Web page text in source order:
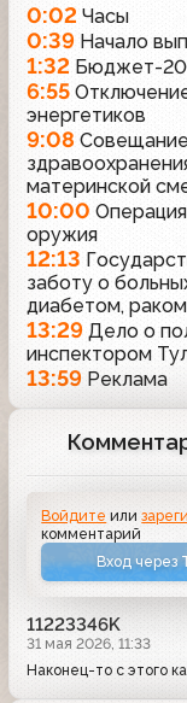
0:02 Часы
0:39 Начало
1:32 Бюджет-
6:55
энергетиков
9:08
материнской
10:00
оружия
12:13
заботу о
диабетом,
13:29 Дело о
инспектором
13:59 Реклама
Войдите или
комментарий
Вход через
11223346K
31 мая 2026, 11:33
Наконец-то с этого